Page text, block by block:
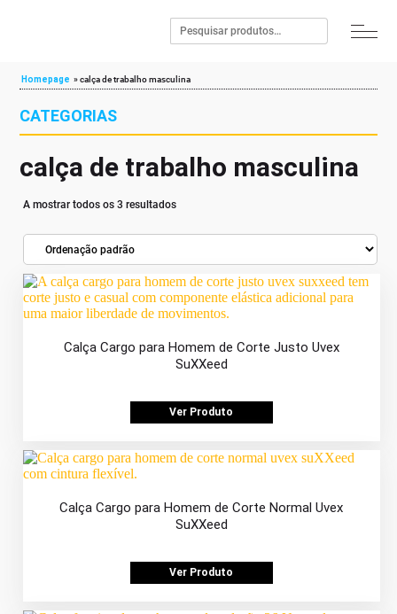
Homepage »calça de trabalho masculina
CATEGORIAS
calça de trabalho masculina
A mostrar todos os 3 resultados
Calça Cargo para Homem de Corte Justo Uvex
SuXXeed
Ver Produto
Calça Cargo para Homem de Corte Normal Uvex
SuXXeed
Ver Produto